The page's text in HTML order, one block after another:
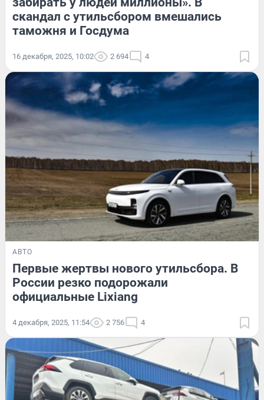
скандал с утильсбором вмешались
таможня и Госдума
16 декабря, 2025, 10:02 2 694 4
АВТО
Первые жертвы нового утильсбора. В
России резко подорожали
официальные Lixiang
4 декабря, 2025, 11:54 2 756 4